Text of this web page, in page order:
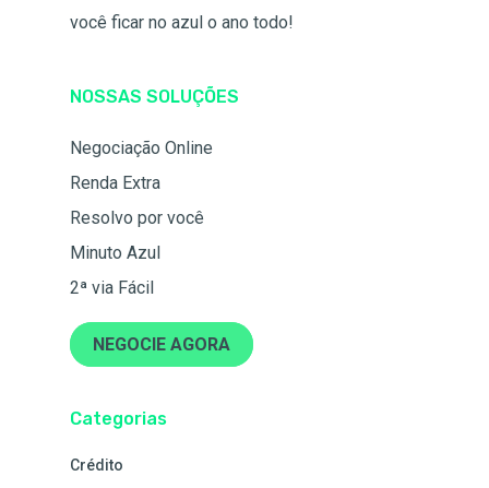
você ficar no azul o ano todo!
NOSSAS SOLUÇÕES
Negociação Online
Renda Extra
Resolvo por você
Minuto Azul
2ª via Fácil
NEGOCIE AGORA
Categorias
Crédito